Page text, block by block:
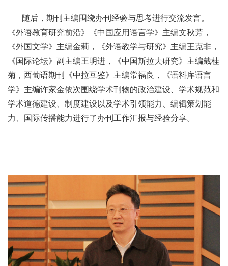
随后，期刊主编围绕办刊经验与思考进行交流发言。
《外语教育研究前沿》《中国应用语言学》主编文秋芳，
《外国文学》主编金莉，《外语教学与研究》主编王克非，
《国际论坛》副主编王明进，《中国斯拉夫研究》主编戴桂
菊，西葡语期刊《中拉互鉴》主编常福良，《语料库语言
学》主编许家金依次围绕学术刊物的政治建设、学术规范和
学术道德建设、制度建设以及学术引领能力、编辑策划能
力、国际传播能力进行了办刊工作汇报与经验分享。